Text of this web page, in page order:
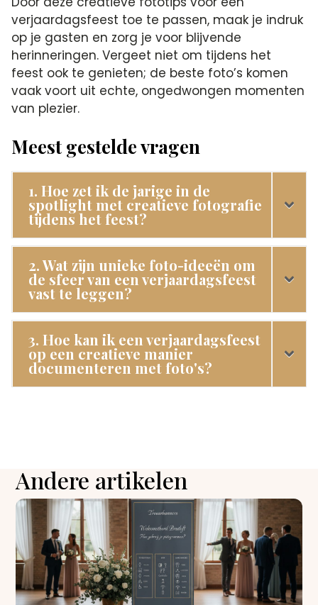
verjaardagsfeest toe te passen, maak je indruk
op je gasten en zorg je voor blijvende
herinneringen.​ Vergeet niet om tijdens het
feest ook te genieten; de beste foto’s komen
vaak voort uit echte, ongedwongen momenten
van plezier.​
Meest gestelde vragen
1. Hoe zet ik de jarige in de
spotlight met creatieve fotografie
tijdens het feest?
2. Wat zijn unieke foto-ideeën om
de sfeer van een verjaardagsfeest
vast te leggen?
3. Hoe kan ik een verjaardagsfeest
op een creatieve manier
documenteren met foto's?
Andere artikelen